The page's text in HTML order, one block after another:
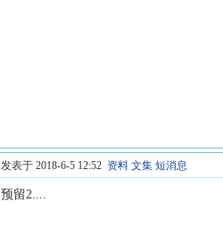
发表于 2018-6-5 12:52 资料 文集 短消息
预留2....